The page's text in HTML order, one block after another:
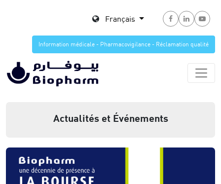
Français
Information médicale - Pharmacovigilance - Réclamation qualité
Actualités et Événements